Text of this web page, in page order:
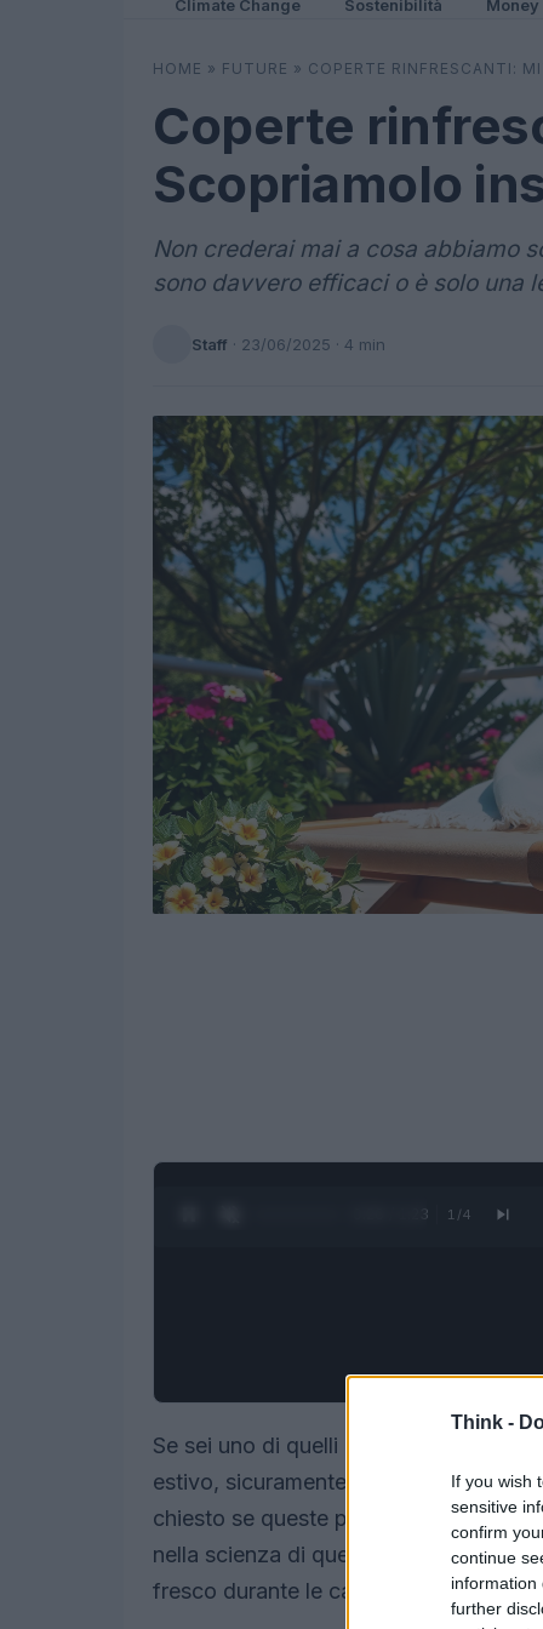
Think -
If you wish
sensitive
confirm
continue
information
further
Climate Change Sostenibilità Money
HOME » FUTURE » COPERTE RINFRESCANTI:
Coperte
Scopriamolo
Non crederai mai a cosa abbiamo
sono davvero efficaci o è solo una
Staff · 23/06/2025 · 4 min
0:27 / 1:23 1 /4
Se sei uno di quelli che passa ore a
estivo, sicuramente ti sei imbattuto
chiesto se queste promesse siano
nella scienza di queste coperte per
fresco durante le calde giornate